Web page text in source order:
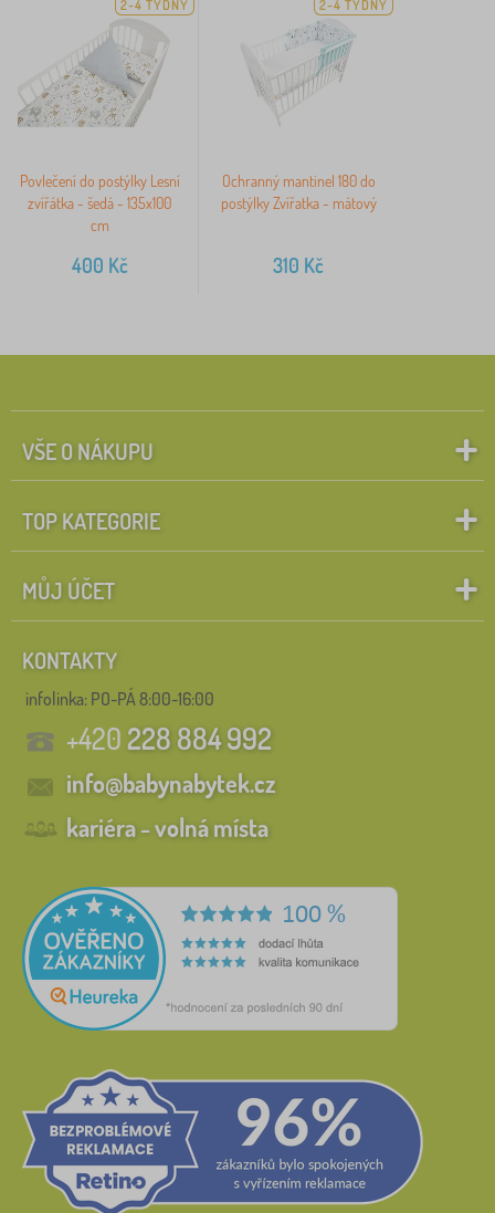
2-4 TÝDNY
Povlečení do postýlky Lesní
zvířátka - šedá - 135x100
cm
400 Kč
2-4 TÝDNY
Ochranný mantinel 180 do
postýlky Zvířatka - mátový
310 Kč
VŠE O NÁKUPU
TOP KATEGORIE
MŮJ ÚČET
KONTAKTY
infolinka: PO-PÁ 8:00-16:00
+420228 884 992
info@babynabytek.cz
kariéra - volná místa